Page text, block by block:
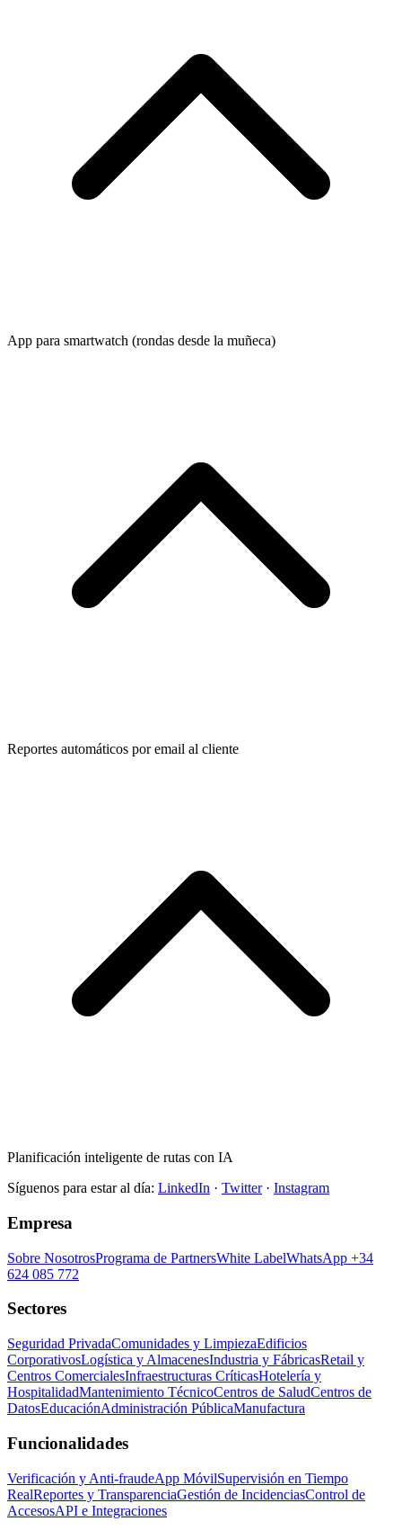
App para smartwatch (rondas desde la muñeca)
Reportes automáticos por email al cliente
Planificación inteligente de rutas con IA
Síguenos para estar al día: LinkedIn · Twitter· Instagram
Empresa
Sobre NosotrosPrograma de PartnersWhite LabelWhatsApp +34
624 085 772
Sectores
Seguridad PrivadaComunidades y LimpiezaEdificios
CorporativosLogística y AlmacenesIndustria y FábricasRetail y
Centros ComercialesInfraestructuras CríticasHotelería y
HospitalidadMantenimiento TécnicoCentros de SaludCentros de
DatosEducaciónAdministración PúblicaManufactura
Funcionalidades
Verificación y Anti-fraudeApp MóvilSupervisión en Tiempo
RealReportes y TransparenciaGestión de IncidenciasControl de
AccesosAPI e Integraciones